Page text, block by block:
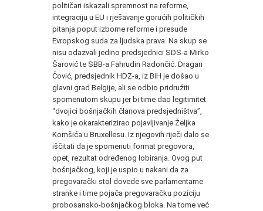
političari iskazali spremnost na reforme,
integraciju u EU i rješavanje gorućih političkih
pitanja poput izborne reforme i presude
Evropskog suda za ljudska prava. Na skup se
nisu odazvali jedino predsjednici SDS-a Mirko
Šarović te SBB-a Fahrudin Radončić. Dragan
Čović, predsjednik HDZ-a, iz BiH je došao u
glavni grad Belgije, ali se odbio pridružiti
spomenutom skupu jer bi time dao legitimitet
“dvojici bošnjačkih članova predsjedništva”,
kako je okarakterizirao pojavljivanje Željka
Komšića u Bruxellesu. Iz njegovih riječi dalo se
iščitati da je spomenuti format pregovora,
opet, rezultat određenog lobiranja. Ovog put
bošnjačkog, koji je uspio u nakani da za
pregovarački stol dovede sve parlamentarne
stranke i time pojača pregovaračku poziciju
probosansko-bošnjačkog bloka. Na tome već